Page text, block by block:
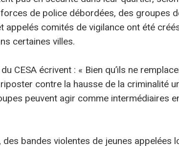
de police débordées, des groupes
appelés comités de vigilance ont été
certaines villes.
CESA écrivent : « Bien qu’ils ne
contre la hausse de la criminalité
peuvent agir comme intermédiaires
des bandes violentes de jeunes appelées